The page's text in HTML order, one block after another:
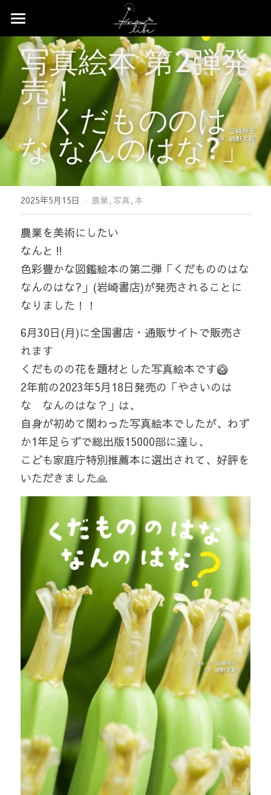
Home
News
Profile
Works
Event
Contact
Shop
写真絵本 第2弾発
売！
「くだもののは
な なんのはな?」
2025年5月15日 · 農業, 写真, 本
農業を美術にしたい
なんと‼
️色彩豊かな図鑑絵本の第二弾「くだもののはな
なんのはな?」(岩崎書店)が発売されることに
なりました！！
6月30日(月)に全国書店・通販サイトで販売さ
れます
くだものの花を題材とした写真絵本です🥝
2年前の2023年5月18日発売の「やさいのは
な　なんのはな？」は、
自身が初めて関わった写真絵本でしたが、わず
か1年足らずで総出版15000部に達し、
こども家庭庁特別推薦本に選出されて、好評を
いただきました🙏
ストアカテゴリー
すべてのカテゴリー